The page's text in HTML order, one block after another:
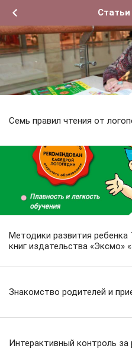
Семь правил чтения от
Методики развития ребенка
книг издательства «Эксмо»
Знакомство родителей и
Интерактивный контроль